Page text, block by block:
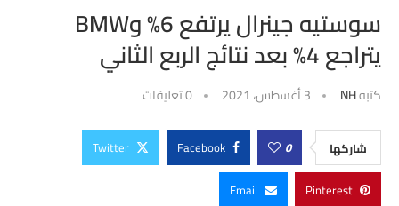
سوستيه جينرال يرتفع 6% وBMW
يتراجع 4% بعد نتائج الربع الثاني
كتبهNH 3 أغسطس، 2021 0 تعليقات
شاركها 0
Facebook
Twitter
Pinterest
Email